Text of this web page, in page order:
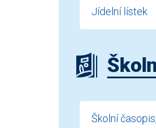
Jídelní lístek
Školní